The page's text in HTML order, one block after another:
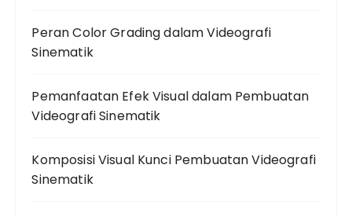
Peran Color Grading dalam Videografi
Sinematik
Pemanfaatan Efek Visual dalam Pembuatan
Videografi Sinematik
Komposisi Visual Kunci Pembuatan Videografi
Sinematik